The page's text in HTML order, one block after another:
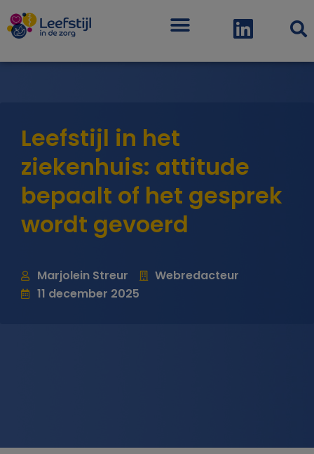
Menu
Leefstijl in het
ziekenhuis: attitude
bepaalt of het gesprek
wordt gevoerd
Marjolein Streur
Webredacteur
11 december 2025